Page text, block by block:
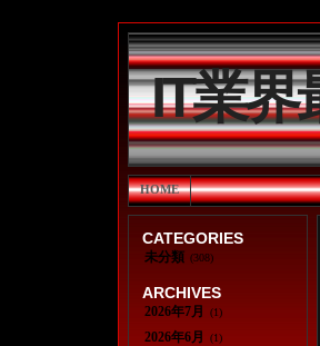
IT業界
HOME
CATEGORIES
未分類 (308)
ARCHIVES
2026年7月 (1)
2026年6月 (1)